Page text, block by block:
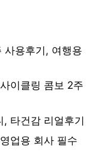
사용후기, 여행용
이클링 콤보 2주
타건감 리얼후기
업용 회사 필수